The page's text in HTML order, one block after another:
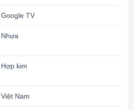
Google TV
Nhựa
Hợp kim
Việt Nam